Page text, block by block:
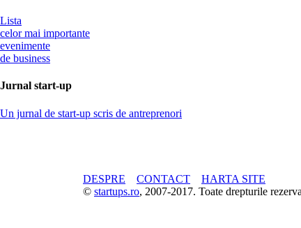
Lista
celor mai importante
evenimente
de business
Jurnal start-up
Un jurnal de start-up scris de antreprenori
DESPRE CONTACT
HARTA SITE
© startups.ro, 2007-2017. Toate drepturile